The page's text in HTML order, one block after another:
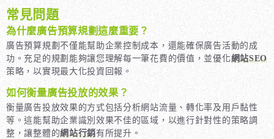
常見問題
為什麼廣告預算規劃這麼重要？
廣告預算規劃不僅能幫助企業控制成本，還能確保廣告活動的成
功。充足的規劃能夠讓您理解每一筆花費的價值，並優化網站SEO
策略，以實現最大化投資回報。
如何衡量廣告投放的效果？
衡量廣告投放效果的方式包括分析網站流量、轉化率及用戶黏性
等。這能幫助企業識別效果不佳的區域，以進行針對性的策略調
整，讓整體的網站行銷有所提升。